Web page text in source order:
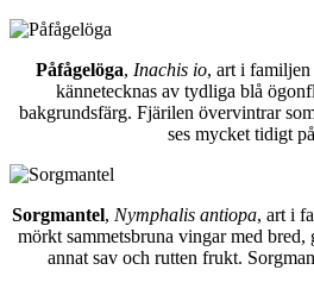
Påfågelöga, Inachis io, art i familjen
kännetecknas av tydliga blå
bakgrundsfärg. Fjärilen övervintrar
ses mycket tidigt
Sorgmantel, Nymphalis antiopa, art i
mörkt sammetsbruna vingar med
annat sav och rutten frukt.